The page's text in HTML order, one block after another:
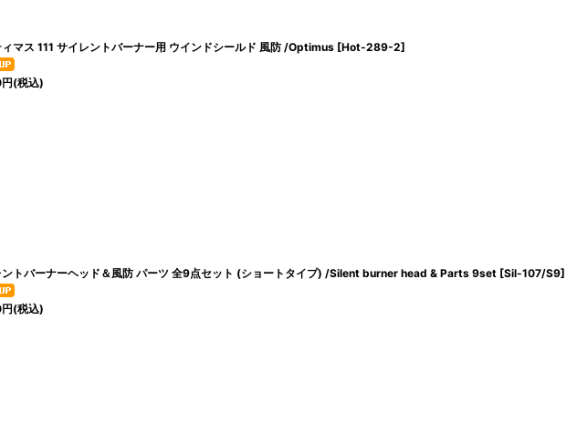
マス 111 サイレントバーナー用 ウインドシールド 風防 /Optimus [Hot-289-2]
円(税込)
ントバーナーヘッド＆風防 パーツ 全9点セット (ショートタイプ) /Silent burner head & Parts 9set [Sil-107/S9]
円(税込)